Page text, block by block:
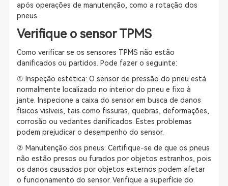
após operações de manutenção, como a rotação dos
pneus.
Verifique o sensor TPMS
Como verificar se os sensores TPMS não estão
danificados ou partidos. Pode fazer o seguinte:
① Inspeção estética: O sensor de pressão do pneu está
normalmente localizado no interior do pneu e fixo à
jante. Inspecione a caixa do sensor em busca de danos
físicos visíveis, tais como fissuras, quebras, deformações,
corrosão ou vedantes danificados. Estes problemas
podem prejudicar o desempenho do sensor.
② Manutenção dos pneus: Certifique-se de que os pneus
não estão presos ou furados por objetos estranhos, pois
os danos causados por objetos externos podem afetar
o funcionamento do sensor. Verifique a superfície do